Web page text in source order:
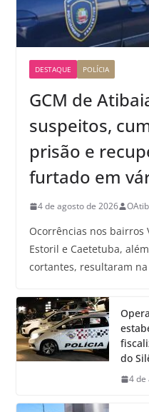
DESTAQUE POLÍCIA
GCM de
suspeitos,
prisão e
furtado em
4 de agosto de 2026
Ocorrências nos bairros
Estoril e Caetetuba,
cortantes, resultaram
do
4 de